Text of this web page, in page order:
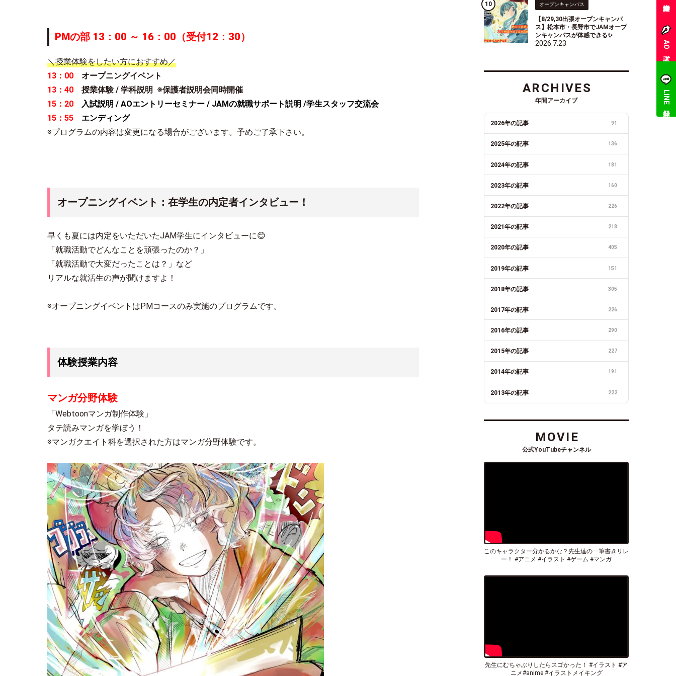
PMの部 13：00 ～ 16：00（受付12：30）
＼授業体験をしたい方におすすめ／
13：00オープニングイベント
13：40授業体験 / 学科説明 ※保護者説明会同時開催
15：20 入試説明 / AOエントリーセミナー / JAMの就職サポート説明 /学生スタッフ交流会
15：55 エンディング
※プログラムの内容は変更になる場合がございます。予めご了承下さい。
オープニングイベント：在学生の内定者インタビュー！
早くも夏には内定をいただいたJAM学生にインタビューに😊
「就職活動でどんなことを頑張ったのか？」
「就職活動で大変だったことは？」など
リアルな就活生の声が聞けますよ！
※オープニングイベントはPMコースのみ実施のプログラムです。
体験授業内容
マンガ分野体験
「Webtoonマンガ制作体験」
タテ読みマンガを学ぼう！
※マンガクエイト科を選択された方はマンガ分野体験です。
オープンキャンパス
【8/29,30出張オープンキャンパ
ス】松本市・長野市でJAMオープ
ンキャンパスが体感できる✨
2026.7.23
ARCHIVES
年間アーカイブ
2026年の記事 91
2025年の記事 136
2024年の記事 181
2023年の記事 160
2022年の記事 226
2021年の記事 218
2020年の記事 405
2019年の記事 151
2018年の記事 305
2017年の記事 226
2016年の記事 290
2015年の記事 227
2014年の記事 191
2013年の記事 222
MOVIE
公式YouTubeチャンネル
このキャラクター分かるかな？先生達の一筆書きリレ
ー！ #アニメ #イラスト #ゲーム #マンガ
先生にむちゃぶりしたらスゴかった！ #イラスト #ア
ニメ#anime #イラストメイキング
AO入試
LINE登録